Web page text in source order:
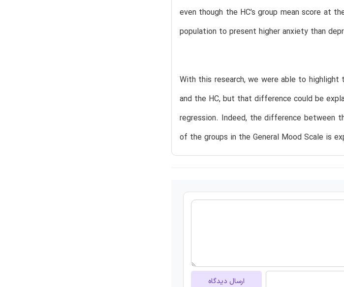
even though the HC’s group mean score at
population to present higher anxiety than
With this research, we were able to
and the HC, but that difference could be
regression. Indeed, the difference between
of the groups in the General Mood Scale is
ارسال دیدگاه